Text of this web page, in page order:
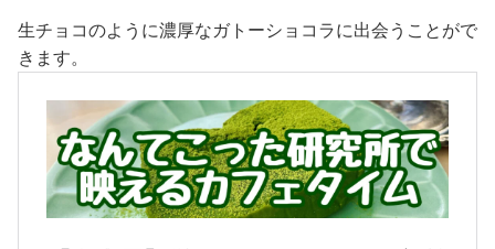
生チョコのように濃厚なガトーショコラに出会うことがで
きます。